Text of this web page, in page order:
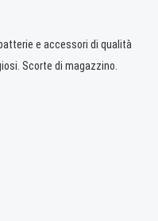
e accessori di qualità
Scorte di magazzino.